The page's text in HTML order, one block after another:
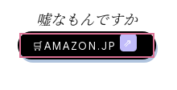
嘘なもんですか
🛒AMAZON.jp